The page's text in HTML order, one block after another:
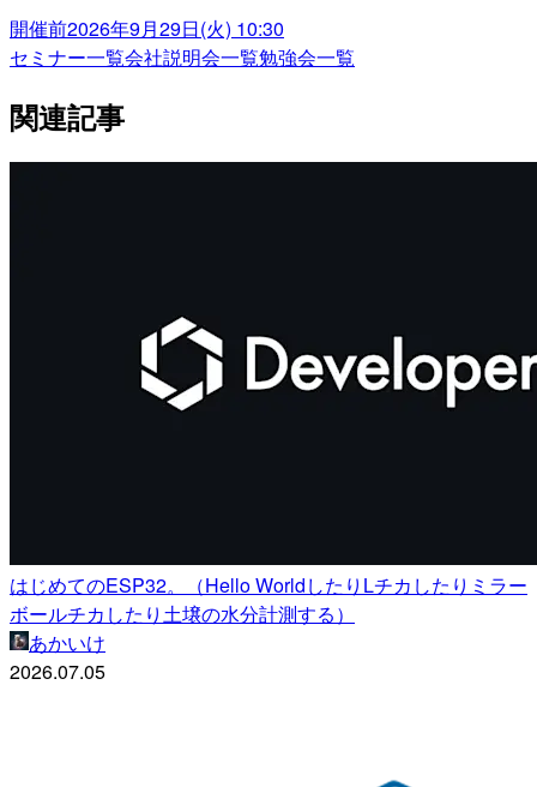
開催前2026年9月29日(火) 10:30
セミナー一覧会社説明会一覧勉強会一覧
関連記事
はじめてのESP32。（Hello WorldしたりLチカしたりミラー
ボールチカしたり土壌の水分計測する）
あかいけ
2026.07.05